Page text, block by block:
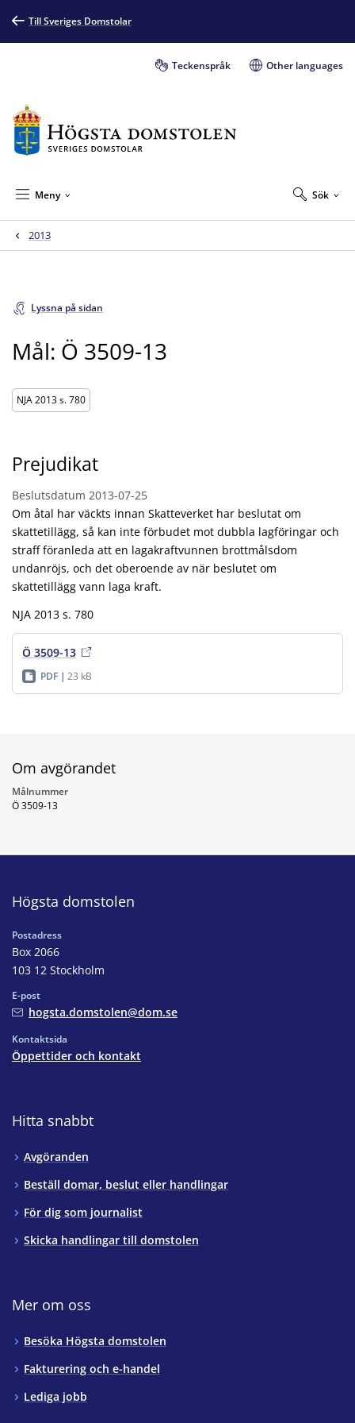
Till Sveriges Domstolar
Teckenspråk Other languages
Sök
Meny
2013
Lyssna på sidan
Mål: Ö 3509-13
NJA 2013 s. 780
Prejudikat
Beslutsdatum 2013-07-25
Om åtal har väckts innan Skatteverket har beslutat om
skattetillägg, så kan inte förbudet mot dubbla lagföringar och
straff föranleda att en lagakraftvunnen brottmålsdom
undanröjs, och det oberoende av när beslutet om
skattetillägg vann laga kraft.
NJA 2013 s. 780
Ö 3509-13
PDF 23 kB
Om avgörandet
Målnummer
Ö 3509-13
Högsta domstolen
Postadress
Box 2066
103 12 Stockholm
E-post
hogsta.domstolen@dom.se
Kontaktsida
Öppettider och kontakt
Hitta snabbt
Avgöranden
Beställ domar, beslut eller handlingar
För dig som journalist
Skicka handlingar till domstolen
Mer om oss
Besöka Högsta domstolen
Fakturering och e-handel
Lediga jobb